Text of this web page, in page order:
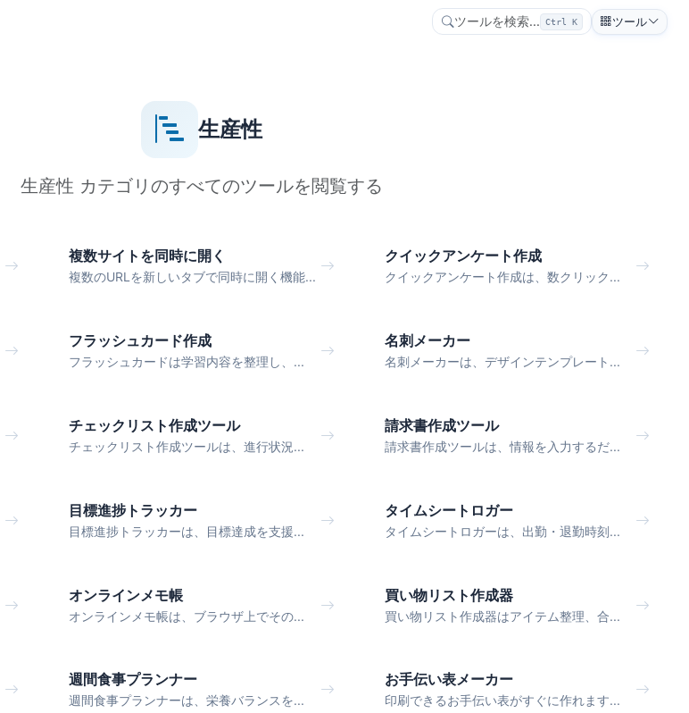
ツールを検索... Ctrl K ツール
生産性
生産性 カテゴリのすべてのツールを閲覧する
複数サイトを同時に開く
複数のURLを新しいタブで同時に開く機能...
クイックアンケート作成
クイックアンケート作成は、数クリック...
フラッシュカード作成
フラッシュカードは学習内容を整理し、...
名刺メーカー
名刺メーカーは、デザインテンプレート...
チェックリスト作成ツール
チェックリスト作成ツールは、進行状況...
請求書作成ツール
請求書作成ツールは、情報を入力するだ...
目標進捗トラッカー
目標進捗トラッカーは、目標達成を支援...
タイムシートロガー
タイムシートロガーは、出勤・退勤時刻...
オンラインメモ帳
オンラインメモ帳は、ブラウザ上でその...
買い物リスト作成器
買い物リスト作成器はアイテム整理、合...
週間食事プランナー
週間食事プランナーは、栄養バランスを...
お手伝い表メーカー
印刷できるお手伝い表がすぐに作れます...